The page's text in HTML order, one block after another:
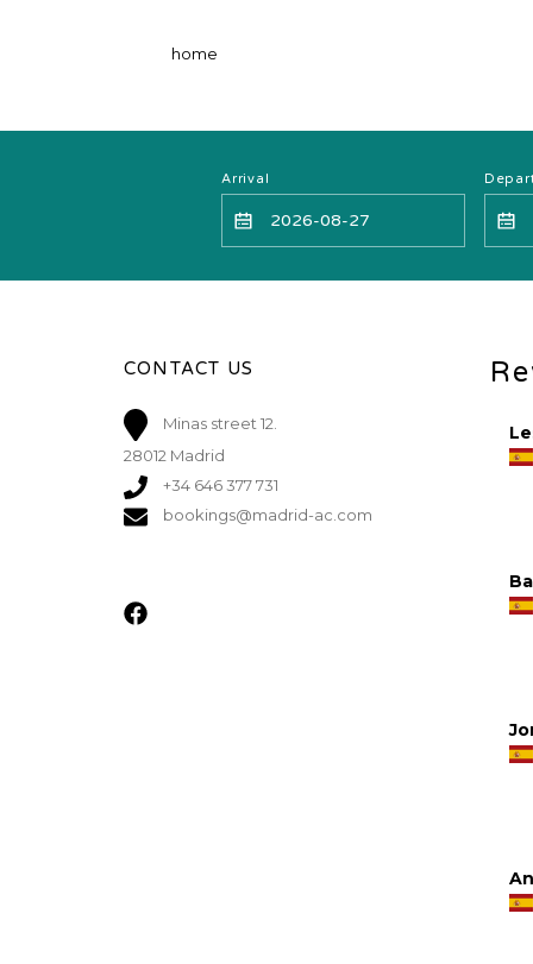
home
Arrival
CONTACT US
Minas street 12.
28012 Madrid
+34 646 377 731
bookings@madrid-ac.com